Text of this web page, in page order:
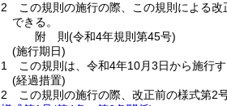
2
この規則の施行の際、この規則による
できる。
附 則(令和4年規則第45号)
(施行期日)
1
この規則は、令和4年10月3日から施行す
(経過措置)
2
この規則の施行の際、改正前の様式第2